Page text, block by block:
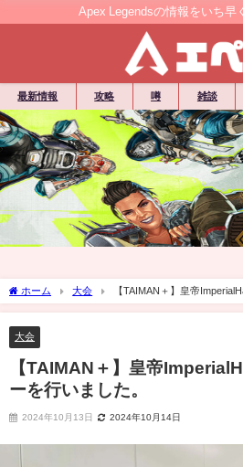
Apex Legendsの情報をいち早
最新情報 攻略 噂 雑談
ホーム 大会
【TAIMAN＋】皇帝
た。
大会
【TAIMAN＋】皇帝
ーを行いました。
2024年10月13日 2024年10月14日